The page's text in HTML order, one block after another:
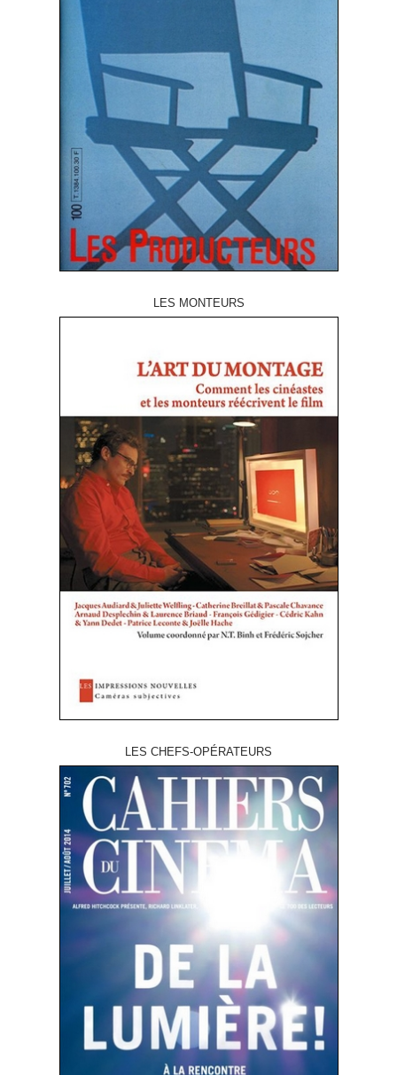
LES MONTEURS
LES CHEFS-OPÉRATEURS